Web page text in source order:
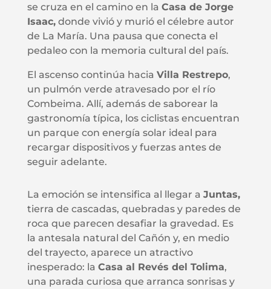
se cruza en el camino en la Casa de Jorge
Isaac,donde vivió y murió el célebre autor
de La María. Una pausa que conecta el
pedaleo con la memoria cultural del país.
El ascenso continúa hacia Villa Restrepo,
un pulmón verde atravesado por el río
Combeima. Allí, además de saborear la
gastronomía típica, los ciclistas encuentran
un parque con energía solar ideal para
recargar dispositivos y fuerzas antes de
seguir adelante.
La emoción se intensifica al llegar a Juntas,
tierra de cascadas, quebradas y paredes de
roca que parecen desafiar la gravedad. Es
la antesala natural del Cañón y, en medio
del trayecto, aparece un atractivo
inesperado: la Casa al Revés del Tolima,
una parada curiosa que arranca sonrisas y